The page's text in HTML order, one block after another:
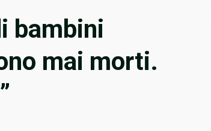
bambini
mai morti.